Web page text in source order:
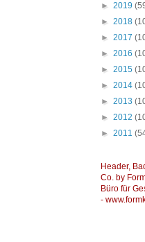
► 2019
► 2018
► 2017
► 2016
► 2015
► 2014
► 2013
► 2012
► 2011
Header,
Co. by
Büro für
-